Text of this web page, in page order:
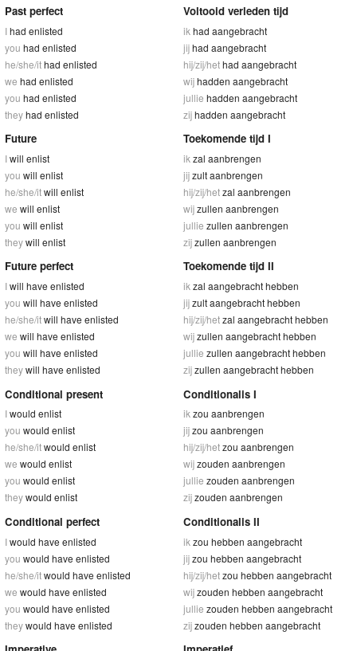
Past perfect
Ihad enlisted
you had enlisted
he/she/ithad enlisted
we had enlisted
you had enlisted
theyhad enlisted
Voltooid verleden tijd
ik had aangebracht
jijhad aangebracht
hij/zij/hethad aangebracht
wijhadden aangebracht
jullie hadden aangebracht
zijhadden aangebracht
Future
Iwill enlist
you will enlist
he/she/itwill enlist
we will enlist
you will enlist
theywill enlist
Toekomende tijd I
ik zal aanbrengen
jijzult aanbrengen
hij/zij/hetzal aanbrengen
wijzullen aanbrengen
jullie zullen aanbrengen
zijzullen aanbrengen
Future perfect
Iwill have enlisted
you will have enlisted
he/she/itwill have enlisted
we will have enlisted
you will have enlisted
theywill have enlisted
Toekomende tijd II
ik zal aangebracht hebben
jijzult aangebracht hebben
hij/zij/hetzal aangebracht hebben
wijzullen aangebracht hebben
jullie zullen aangebracht hebben
zijzullen aangebracht hebben
Conditional present
Iwould enlist
you would enlist
he/she/itwould enlist
we would enlist
you would enlist
theywould enlist
Conditionalis I
ik zou aanbrengen
jijzou aanbrengen
hij/zij/hetzou aanbrengen
wijzouden aanbrengen
jullie zouden aanbrengen
zijzouden aanbrengen
Conditional perfect
Iwould have enlisted
you would have enlisted
he/she/itwould have enlisted
we would have enlisted
you would have enlisted
theywould have enlisted
Conditionalis II
ik zou hebben aangebracht
jijzou hebben aangebracht
hij/zij/hetzou hebben aangebracht
wijzouden hebben aangebracht
jullie zouden hebben aangebracht
zijzouden hebben aangebracht